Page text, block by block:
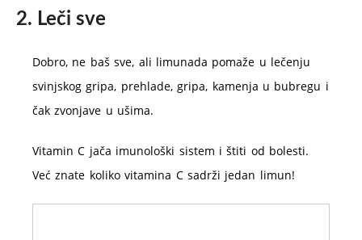
2. Leči sve
Dobro, ne baš sve, ali limunada pomaže u lečenju
svinjskog gripa, prehlade, gripa, kamenja u bubregu i
čak zvonjave u ušima.
Vitamin C jača imunološki sistem i štiti od bolesti.
Već znate koliko vitamina C sadrži jedan limun!